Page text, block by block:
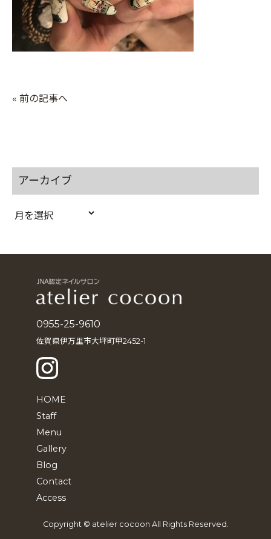
« 前の記事へ
アーカイブ
ア
0955-25-9610
佐賀県伊万里市大坪町甲2452-1
HOME
Staff
Menu
Gallery
Blog
Contact
Access
Copyright © atelier cocoon All Rights Reserved.